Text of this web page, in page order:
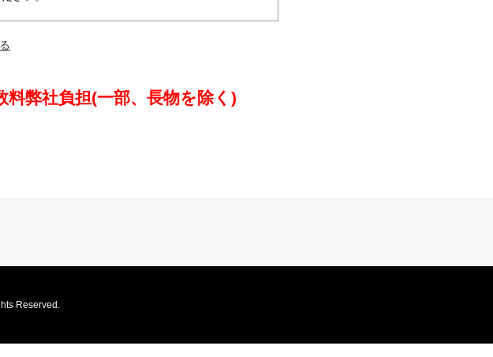
弊社負担(一部、長物を除く)
Reserved.